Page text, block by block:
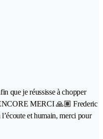
que je réussisse à chopper
MERCI 🙏🏽 Frederic
et humain, merci pour